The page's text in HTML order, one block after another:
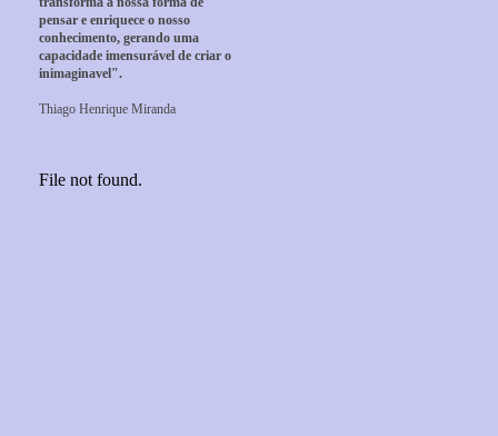
pensar e enriquece o nosso
conhecimento, gerando uma
capacidade imensurável de criar o
inimaginavel".
Thiago Henrique Miranda